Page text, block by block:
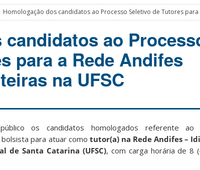
Homologação dos candidatos ao Processo Seletivo de Tutores para
ao
para a Rede Andifes
na UFSC
os candidatos homologados referente ao
para atuar como tutor(a) na Rede Andifes –
de Santa Catarina (UFSC), com carga horária de 8